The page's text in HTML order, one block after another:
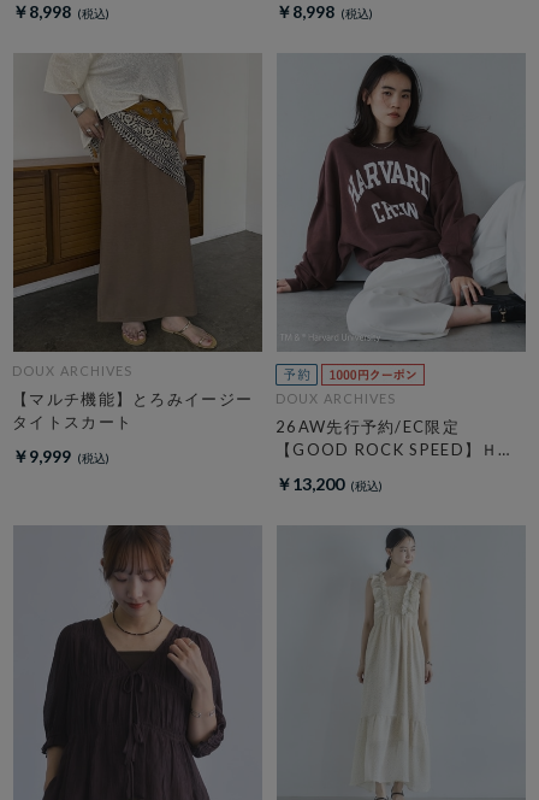
￥8,998 ￥8,998
DOUX ARCHIVES
【マルチ機能】とろみイージー
タイトスカート
￥9,999
DOUX ARCHIVES
26AW先行予約/EC限定
【GOOD ROCK SPEED】ＨＡ
￥13,200